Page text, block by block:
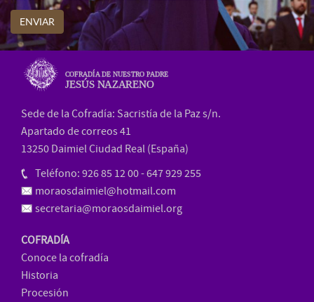
ENVIAR
COFRADÍA DE NUESTRO PADRE
JESÚS NAZARENO
Sede de la Cofradía: Sacristía de la Paz s/n.
Apartado de correos 41
13250 Daimiel Ciudad Real (España)
Teléfono: 926 85 12 00 - 647 929 255
moraosdaimiel@hotmail.com
secretaria@moraosdaimiel.org
COFRADÍA
Conoce la cofradía
Historia
Procesión